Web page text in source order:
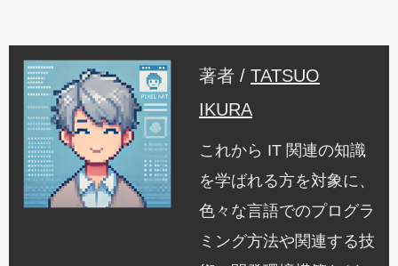
著者 / TATSUO
IKURA
これから IT 関連の知識
を学ばれる方を対象に、
色々な言語でのプログラ
ミング方法や関連する技